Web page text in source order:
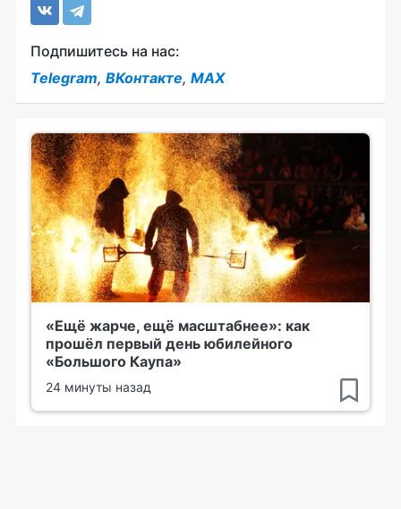
Подпишитесь на нас:
Telegram, ВКонтакте, MAX
«Ещё жарче, ещё масштабнее»: как
прошёл первый день юбилейного
«Большого Каупа»
24 минуты назад